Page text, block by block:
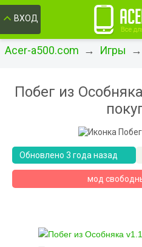
ВХОД
Acer-a500.com → Игры →
Побег из
Обновлено 3 года назад
мод